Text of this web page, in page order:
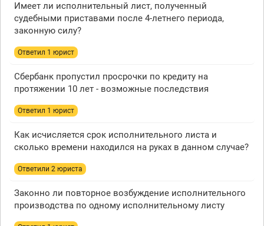
Имеет ли исполнительный лист, полученный
судебными приставами после 4-летнего периода,
законную силу?
Ответил 1 юрист
Сбербанк пропустил просрочки по кредиту на
протяжении 10 лет - возможные последствия
Ответил 1 юрист
Как исчисляется срок исполнительного листа и
сколько времени находился на руках в данном случае?
Ответили 2 юристa
Законно ли повторное возбуждение исполнительного
производства по одному исполнительному листу